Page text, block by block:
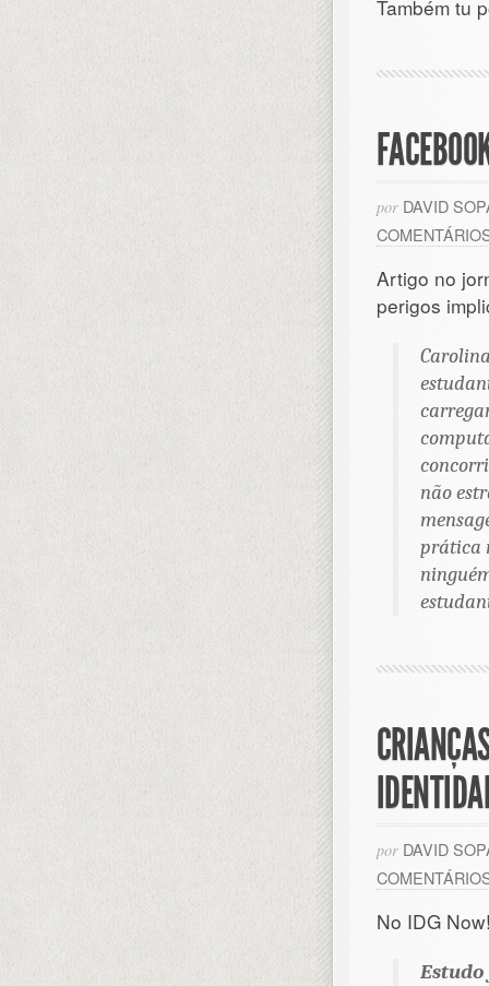
Também tu
por DAVID
Artigo no
perigos
não
prática
por DAVID
No IDG